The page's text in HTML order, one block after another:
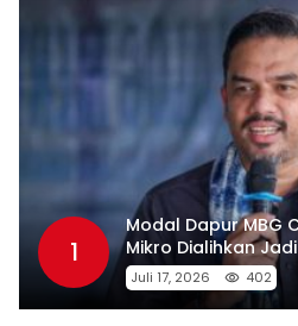
1
Modal Dapur MBG
Mikro Dialihkan
Juli 17, 2026 402